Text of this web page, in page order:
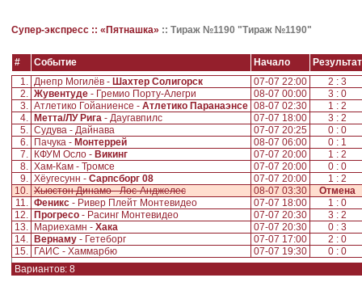
Супер-экспресс :: «Пятнашка» :: Тираж №1190 "Тираж №1190"
# Событие Начало
Результат
1. Днепр Могилёв - Шахтер Солигорск 07-07 22:00
2 : 3
2. Жувентуде - Гремио Порту-Алегри 08-07 00:00
3 : 0
3. Атлетико Гойаниенсе - Атлетико Паранаэнсе 08-07 02:30
1 : 2
4.
Метта/ЛУ Рига - Даугавпилс 07-07 18:00
3 : 2
5. Судува - Дайнава 07-07 20:25
0 : 0
6.
Пачука - Монтеррей 08-07 06:00
0 : 1
7.
КФУМ Осло - Викинг 07-07 20:00
1 : 2
8. Хам-Кам - Тромсе 07-07 20:00
0 : 0
9. Хёугесунн - Сарпсборг 08 07-07 20:00
1 : 2
10. Хьюстон Динамо - Лос-Анджелес 08-07 03:30
Отмена
11. Феникс - Ривер Плейт Монтевидео 07-07 18:00
1 : 0
12.
Прогресо - Расинг Монтевидео 07-07 20:30
3 : 2
13.
Мариехамн - Хака 07-07 20:30
0 : 3
14.
Вернаму - Гетеборг 07-07 17:00
2 : 0
15.
ГАИС - Хаммарбю 07-07 19:30
0 : 0
Вариантов: 8